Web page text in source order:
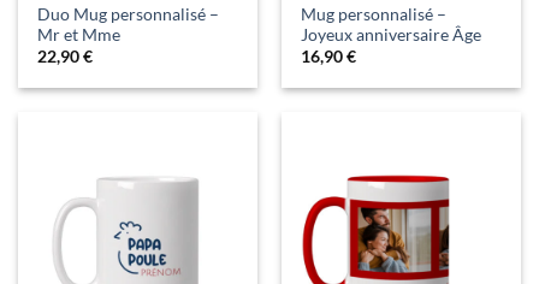
Duo Mug personnalisé –
Mr et Mme
22,90€
Mug personnalisé –
Joyeux anniversaire Âge
16,90€